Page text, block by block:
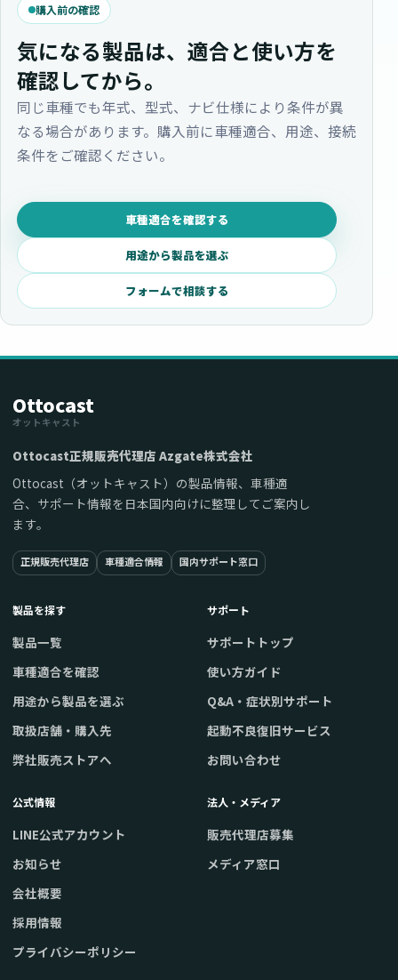
購入前の確認
気になる製品は、適合と使い方を
確認してから。
同じ車種でも年式、型式、ナビ仕様により条件が異
なる場合があります。購入前に車種適合、用途、接続
条件をご確認ください。
車種適合を確認する
用途から製品を選ぶ
フォームで相談する
Ottocast
オットキャスト
Ottocast正規販売代理店 Azgate株式会社
Ottocast（オットキャスト）の製品情報、車種適
合、サポート情報を日本国内向けに整理してご案内し
ます。
正規販売代理店 車種適合情報 国内サポート窓口
製品を探す
製品一覧
車種適合を確認
用途から製品を選ぶ
取扱店舗・購入先
弊社販売ストアへ
サポート
サポートトップ
使い方ガイド
Q&A・症状別サポート
起動不良復旧サービス
お問い合わせ
公式情報
LINE公式アカウント
お知らせ
会社概要
採用情報
プライバシーポリシー
法人・メディア
販売代理店募集
メディア窓口